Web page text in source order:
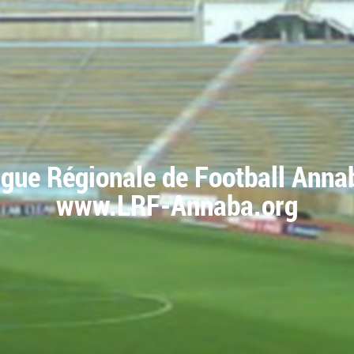
Régionale de Football
www.LRF-Annaba.org